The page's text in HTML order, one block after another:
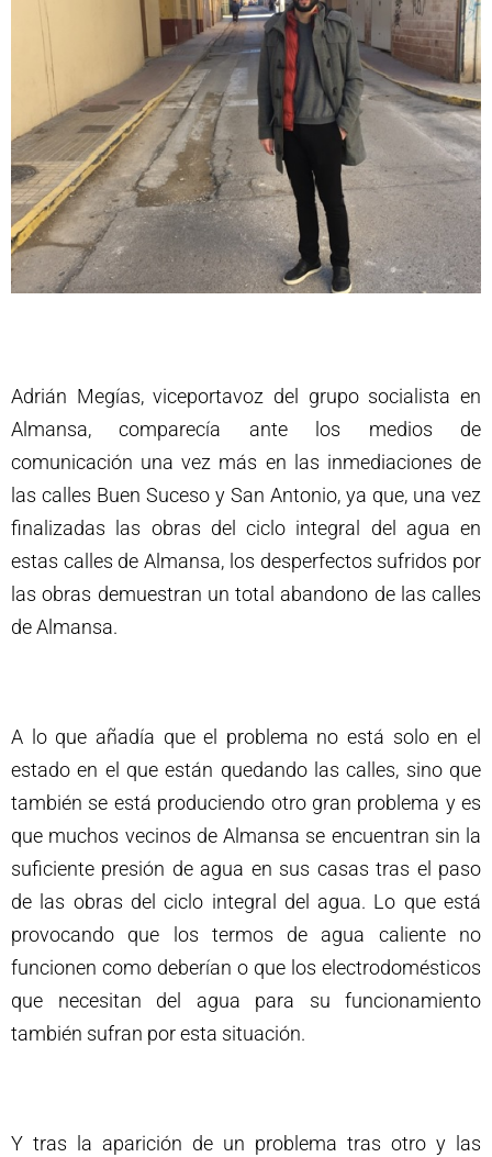
Adrián Megías, viceportavoz del grupo socialista en
Almansa, comparecía ante los medios de
comunicación una vez más en las inmediaciones de
las calles Buen Suceso y San Antonio, ya que, una vez
finalizadas las obras del ciclo integral del agua en
estas calles de Almansa, los desperfectos sufridos por
las obras demuestran un total abandono de las calles
de Almansa.
A lo que añadía que el problema no está solo en el
estado en el que están quedando las calles, sino que
también se está produciendo otro gran problema y es
que muchos vecinos de Almansa se encuentran sin la
suficiente presión de agua en sus casas tras el paso
de las obras del ciclo integral del agua. Lo que está
provocando que los termos de agua caliente no
funcionen como deberían o que los electrodomésticos
que necesitan del agua para su funcionamiento
también sufran por esta situación.
Y tras la aparición de un problema tras otro y las